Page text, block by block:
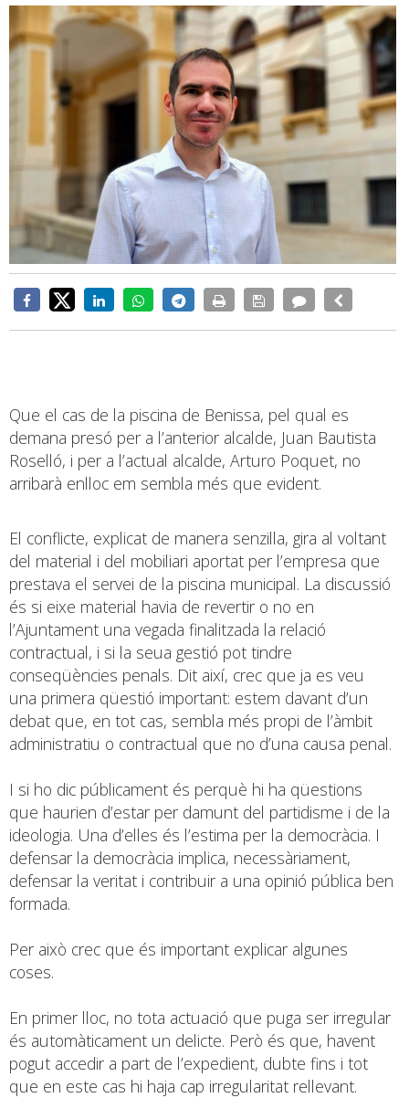
Que el cas de la piscina de Benissa, pel qual es
demana presó per a l’anterior alcalde, Juan Bautista
Roselló, i per a l’actual alcalde, Arturo Poquet, no
arribarà enlloc em sembla més que evident.
El conflicte, explicat de manera senzilla, gira al voltant
del material i del mobiliari aportat per l’empresa que
prestava el servei de la piscina municipal. La discussió
és si eixe material havia de revertir o no en
l’Ajuntament una vegada finalitzada la relació
contractual, i si la seua gestió pot tindre
conseqüències penals. Dit així, crec que ja es veu
una primera qüestió important: estem davant d’un
debat que, en tot cas, sembla més propi de l’àmbit
administratiu o contractual que no d’una causa penal.
I si ho dic públicament és perquè hi ha qüestions
que haurien d’estar per damunt del partidisme i de la
ideologia. Una d’elles és l’estima per la democràcia. I
defensar la democràcia implica, necessàriament,
defensar la veritat i contribuir a una opinió pública ben
formada.
Per això crec que és important explicar algunes
coses.
En primer lloc, no tota actuació que puga ser irregular
és automàticament un delicte. Però és que, havent
pogut accedir a part de l’expedient, dubte fins i tot
que en este cas hi haja cap irregularitat rellevant.